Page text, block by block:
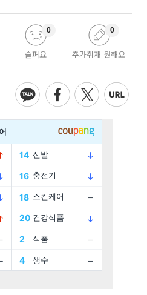
슬퍼요
0
추가취재 원해요
0